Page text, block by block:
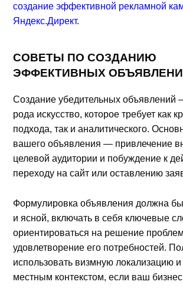
создание эффективной рекламной
Яндекс.Директ.
СОВЕТЫ ПО СОЗДАНИЮ
ЭФФЕКТИВНЫХ
Создание убедительных объявлений
рода искусство, которое требует как
подхода, так и аналитического.
вашего объявления — привлечение
целевой аудитории и побуждение к
переходу на сайт или оставлению
Формулировка объявления должна
и ясной, включать в себя ключевые
ориентироваться на решение
удовлетворение его потребностей.
использовать визмную локализацию
местным контекстом, если ваш бизнес